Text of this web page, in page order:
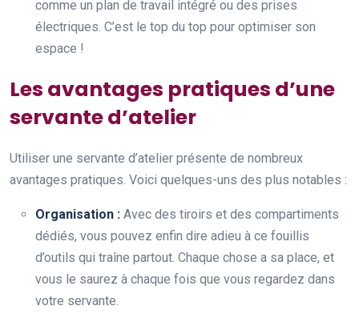
comme un plan de travail intégré ou des prises
électriques. C’est le top du top pour optimiser son
espace !
Les avantages pratiques d’une
servante d’atelier
Utiliser une servante d’atelier présente de nombreux
avantages pratiques. Voici quelques-uns des plus notables :
Organisation : Avec des tiroirs et des compartiments
dédiés, vous pouvez enfin dire adieu à ce fouillis
d’outils qui traîne partout. Chaque chose a sa place, et
vous le saurez à chaque fois que vous regardez dans
votre servante.